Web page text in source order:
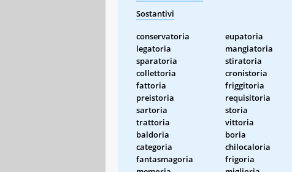
Sostantivi
conservatoria eupatoria
legatoria
mangiatoria
sparatoria
stiratoria
collettoria
cronistoria
fattoria
friggitoria
preistoria
requisitoria
sartoria
storia
trattoria
vittoria
baldoria
boria
categoria
chilocaloria
fantasmagoria
frigoria